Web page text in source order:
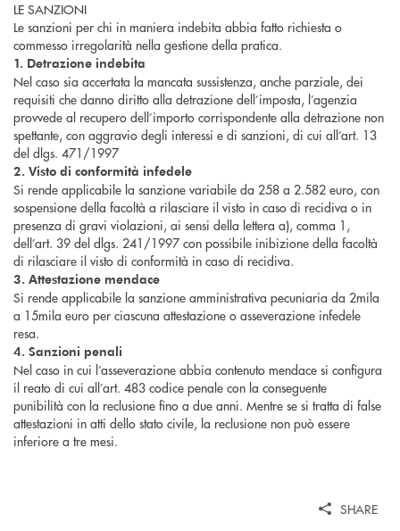
LE SANZIONI
Le sanzioni per chi in maniera indebita abbia fatto richiesta o
commesso irregolarità nella gestione della pratica.
1. Detrazione indebita
Nel caso sia accertata la mancata sussistenza, anche parziale, dei
requisiti che danno diritto alla detrazione dell’imposta, l’agenzia
provvede al recupero dell’importo corrispondente alla detrazione non
spettante, con aggravio degli interessi e di sanzioni, di cui all’art. 13
del dlgs. 471/1997
2. Visto di conformità infedele
Si rende applicabile la sanzione variabile da 258 a 2.582 euro, con
sospensione della facoltà a rilasciare il visto in caso di recidiva o in
presenza di gravi violazioni, ai sensi della lettera a), comma 1,
dell’art. 39 del dlgs. 241/1997 con possibile inibizione della facoltà
di rilasciare il visto di conformità in caso di recidiva.
3. Attestazione mendace
Si rende applicabile la sanzione amministrativa pecuniaria da 2mila
a 15mila euro per ciascuna attestazione o asseverazione infedele
resa.
4. Sanzioni penali
Nel caso in cui l’asseverazione abbia contenuto mendace si configura
il reato di cui all’art. 483 codice penale con la conseguente
punibilità con la reclusione fino a due anni. Mentre se si tratta di false
attestazioni in atti dello stato civile, la reclusione non può essere
inferiore a tre mesi.
SHARE